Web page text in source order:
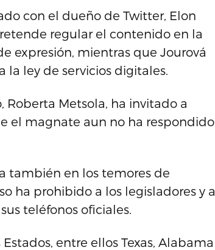
con el dueño de Twitter, Elon
regular el contenido en la
expresión, mientras que Jourová
ley de servicios digitales.
Metsola, ha invitado a
el magnate aun no ha respondido
también en los temores de
ha prohibido a los legisladores y a
teléfonos oficiales.
entre ellos Texas, Alabama